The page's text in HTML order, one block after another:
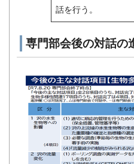
話を行う。
専門部会後の対話の